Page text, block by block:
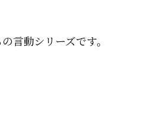
言動シリーズです。